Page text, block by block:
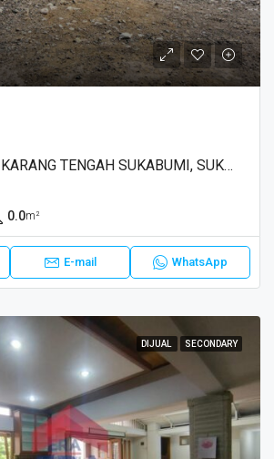
DIJUAL TANAH KARANG TENGAH SUKABUMI, SUKABUMI
0.0m²
E-mail WhatsApp
DIJUAL SECONDARY